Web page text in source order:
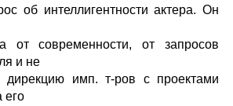
об интеллигентности актера. Он
от современности, от запросов
и не
имп. т-ров с проектами
его